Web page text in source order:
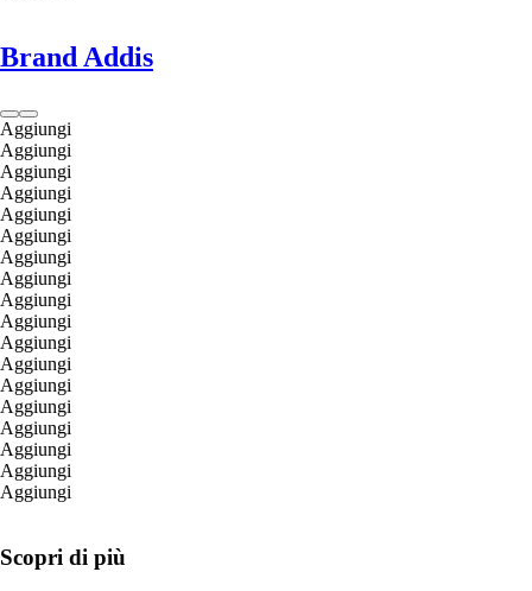
Brand Addis
Aggiungi
Aggiungi
Aggiungi
Aggiungi
Aggiungi
Aggiungi
Aggiungi
Aggiungi
Aggiungi
Aggiungi
Aggiungi
Aggiungi
Aggiungi
Aggiungi
Aggiungi
Aggiungi
Aggiungi
Aggiungi
Scopri di più